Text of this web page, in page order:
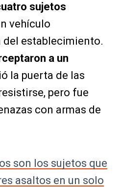
sujetos
vehículo
establecimiento.
a un
la puerta de las
pero fue
con armas de
son los sujetos que
asaltos en un solo